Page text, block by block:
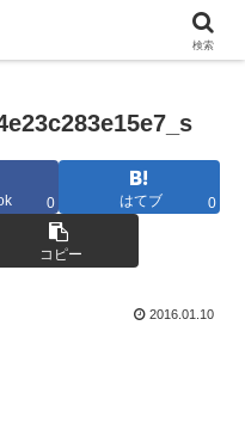
ーリーを変えていく！。
0 はてブ 0
コピー
2016.01.10
検索